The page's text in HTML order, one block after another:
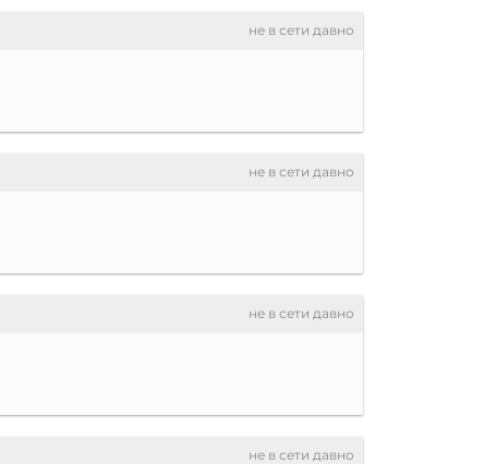
не в сети давно
не в сети давно
не в сети давно
не в сети давно